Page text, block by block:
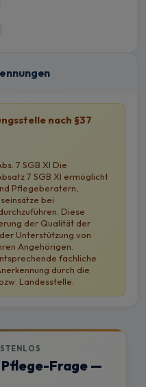
nach §37
7 SGB XI Die
7 SGB XI ermöglicht
Pflegeberatern,
bei
Diese
der Qualität der
Unterstützung von
Angehörigen.
fachliche
durch die
Landesstelle.
Pflege-Frage —